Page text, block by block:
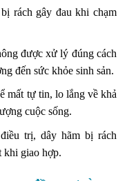
rách gây đau khi chạm
được xử lý đúng cách
đến sức khỏe sinh sản.
mất tự tin, lo lắng về khả
cuộc sống.
trị, dây hãm bị rách
khi giao hợp.